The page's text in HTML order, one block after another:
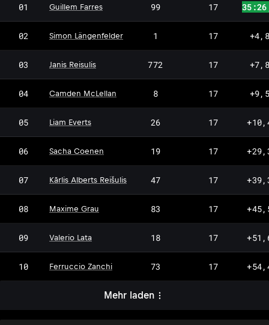
01 Guillem Farres 99 17
02 Simon Längenfelder 1 17
03 Janis Reisulis 772 17
04 Camden McLellan 8 17
05 Liam Everts 26 17
06 Sacha Coenen 19 17
07 Kārlis Alberts Reišulis 47 17
08 Maxime Grau 83 17
09 Valerio Lata 18 17
10 Ferruccio Zanchi 73 17
Mehr laden